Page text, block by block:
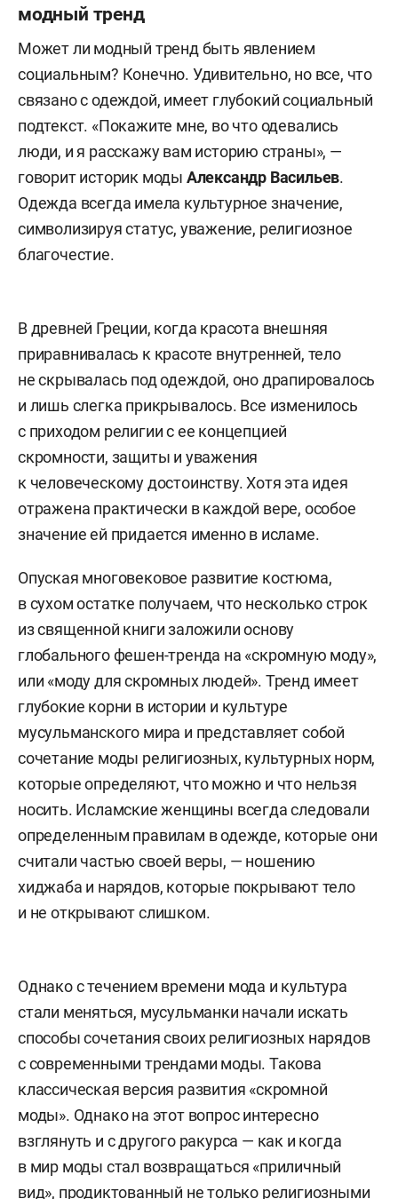
модный тренд
Может ли модный тренд быть явлением
социальным? Конечно. Удивительно, но все, что
связано с одеждой, имеет глубокий социальный
подтекст. «Покажите мне, во что одевались
люди, и я расскажу вам историю страны», —
говорит историк моды Александр Васильев.
Одежда всегда имела культурное значение,
символизируя статус, уважение, религиозное
благочестие.
В древней Греции, когда красота внешняя
приравнивалась к красоте внутренней, тело
не скрывалась под одеждой, оно драпировалось
и лишь слегка прикрывалось. Все изменилось
с приходом религии с ее концепцией
скромности, защиты и уважения
к человеческому достоинству. Хотя эта идея
отражена практически в каждой вере, особое
значение ей придается именно в исламе.
Опуская многовековое развитие костюма,
в сухом остатке получаем, что несколько строк
из священной книги заложили основу
глобального фешен-тренда на «скромную моду»,
или «моду для скромных людей». Тренд имеет
глубокие корни в истории и культуре
мусульманского мира и представляет собой
сочетание моды религиозных, культурных норм,
которые определяют, что можно и что нельзя
носить. Исламские женщины всегда следовали
определенным правилам в одежде, которые они
считали частью своей веры, — ношению
хиджаба и нарядов, которые покрывают тело
и не открывают слишком.
Однако с течением времени мода и культура
стали меняться, мусульманки начали искать
способы сочетания своих религиозных нарядов
с современными трендами моды. Такова
классическая версия развития «скромной
моды». Однако на этот вопрос интересно
взглянуть и с другого ракурса — как и когда
в мир моды стал возвращаться «приличный
вид», продиктованный не только религиозными